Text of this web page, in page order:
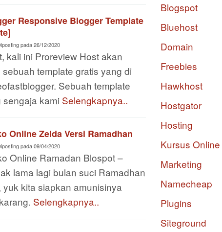
Responsive Blogger Template
pada26/12/2020
kali ini Proreview Host akan
template gratis yang di
Sebuah template
kami Selengkapnya..
Online Zelda Versi Ramadhan
pada09/04/2020
Online Ramadan Blospot –
lama lagi bulan suci Ramadhan
kita siapkan amunisinya
Selengkapnya..
Blogspot
Bluehost
Domain
Freebies
Hawkhost
Hostgator
Hosting
Kursus Online
Marketing
Namecheap
Plugins
Siteground